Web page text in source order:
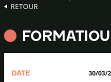
RETOUR
DATE 30/03/